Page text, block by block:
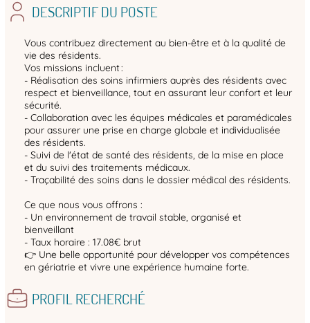
DESCRIPTIF DU POSTE
Vous contribuez directement au bien-être et à la qualité de
vie des résidents.
Vos missions incluent :
- Réalisation des soins infirmiers auprès des résidents avec
respect et bienveillance, tout en assurant leur confort et leur
sécurité.
- Collaboration avec les équipes médicales et paramédicales
pour assurer une prise en charge globale et individualisée
des résidents.
- Suivi de l'état de santé des résidents, de la mise en place
et du suivi des traitements médicaux.
- Traçabilité des soins dans le dossier médical des résidents.
Ce que nous vous offrons :
- Un environnement de travail stable, organisé et
bienveillant
- Taux horaire : 17.08€ brut
👉 Une belle opportunité pour développer vos compétences
en gériatrie et vivre une expérience humaine forte.
PROFIL RECHERCHÉ